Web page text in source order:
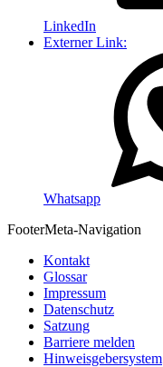
LinkedIn
Externer Link:
Whatsapp
FooterMeta-Navigation
Kontakt
Glossar
Impressum
Datenschutz
Satzung
Barriere melden
Hinweisgebersystem